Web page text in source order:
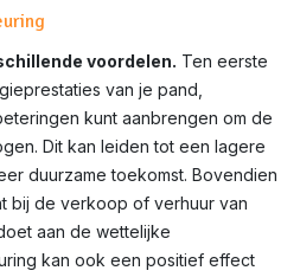
voordelen. Ten eerste
van je pand,
kunt aanbrengen om de
Dit kan leiden tot een lagere
duurzame toekomst. Bovendien
bij de verkoop of verhuur van
aan de wettelijke
kan ook een positief effect